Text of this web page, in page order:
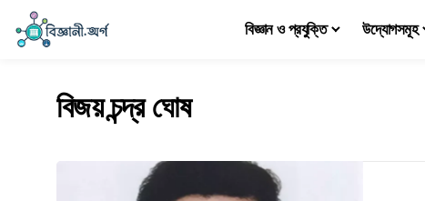
বিজ্ঞান ও প্রযুক্তি উদ্যোগসমূহ
বিজয় চন্দ্র ঘোষ